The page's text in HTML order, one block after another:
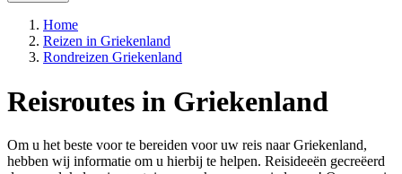
Home
Reizen in Griekenland
Rondreizen Griekenland
Reisroutes in Griekenland
Om u het beste voor te bereiden voor uw reis naar Griekenland,
hebben wij informatie om u hierbij te helpen. Reisideeën gecreëerd